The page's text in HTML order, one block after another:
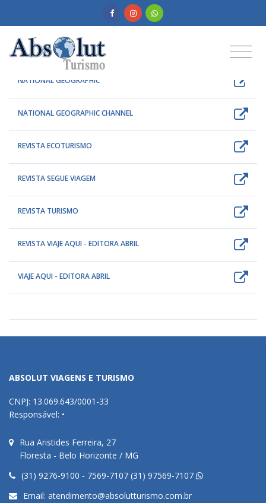
Dicas e Roteiros
Dicas e informações interessantes sobre turismo
e destinos de viagens.
NATIONAL GEOGRAPHIC
NATIONAL GEOGRAPHIC CHANNEL
REVISTA ECOTURISMO
REVISTA SEGUE VIAGEM
REVISTA TURISMO
REVISTA VIAJE AQUI - EDITORA ABRIL
VIAJE AQUI - EDITORA ABRIL
ABSOLUT VIAGENS E TURISMO
CNPJ: 13.069.643/0001-33
Responsável: •
Rua Aristides Ferreira, 27
Floresta - Belo Horizonte / MG
(31) 9276-9100 - 7569-7107 (31) 97569-7107
Email: atendimento@absolutturismo.com.br